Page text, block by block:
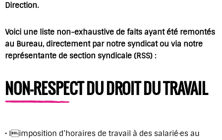
Direction.
Voici une liste non-exhaustive de faits ayant été remontés
au Bureau, directement par notre syndicat ou via notre
représentante de section syndicale (RSS) :
NON-RESPECT DU DROIT DU TRAVAIL
• Iimposition d’horaires de travail à des salarié·es au